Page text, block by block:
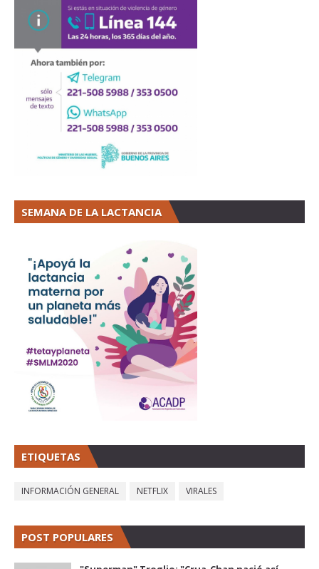
SEMANA DE LA LACTANCIA
ETIQUETAS
INFORMACIÓN GENERAL NETFLIX VIRALES
POST POPULARES